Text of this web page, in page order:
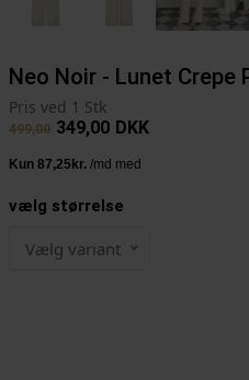
Neo Noir - Lunet Crepe
Pris ved 1 Stk
499,00 349,00 DKK
vælg størrelse
Vælg variant